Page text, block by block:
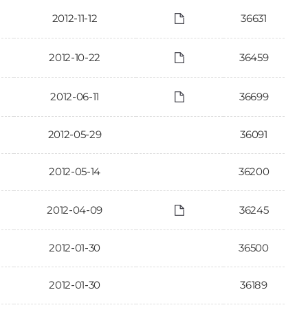
2012-11-12 36631
2012-10-22 36459
2012-06-11 36699
2012-05-29 36091
2012-05-14 36200
2012-04-09 36245
2012-01-30 36500
2012-01-30 36189